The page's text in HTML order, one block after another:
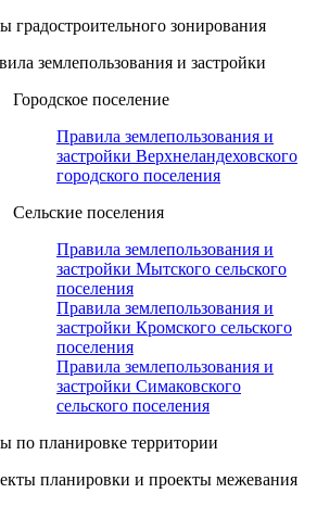
градостроительного зонирования
землепользования и застройки
Городское поселение
Правила землепользования и
застройки Верхнеландеховского
городского поселения
Сельские поселения
Правила землепользования и
застройки Мытского сельского
поселения
Правила землепользования и
застройки Кромского сельского
поселения
Правила землепользования и
застройки Симаковского
сельского поселения
по планировке территории
планировки и проекты межевания